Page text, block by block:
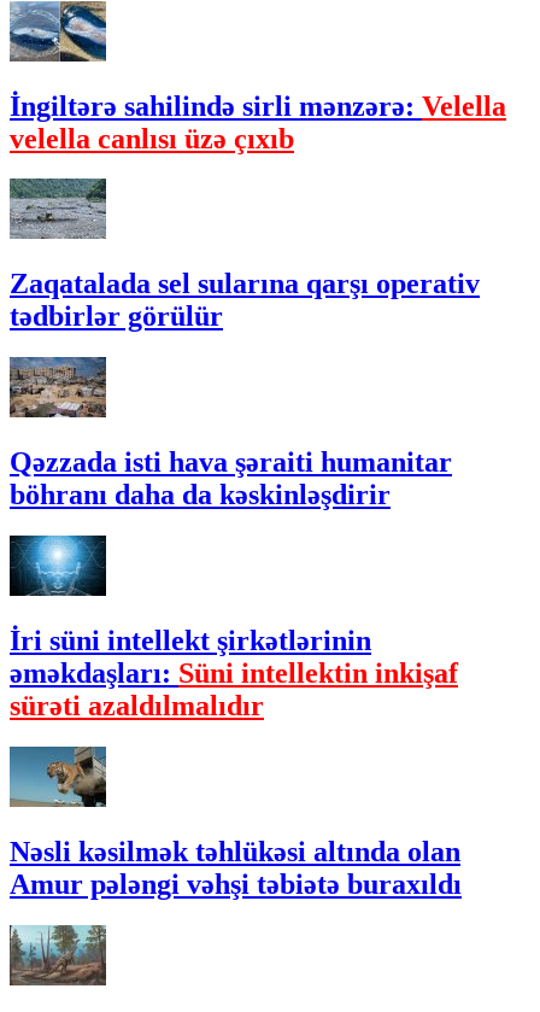
İngiltərə sahilində sirli mənzərə: Velella
velella canlısı üzə çıxıb
Zaqatalada sel sularına qarşı operativ
tədbirlər görülür
Qəzzada isti hava şəraiti humanitar
böhranı daha da kəskinləşdirir
İri süni intellekt şirkətlərinin
əməkdaşları: Süni intellektin inkişaf
sürəti azaldılmalıdır
Nəsli kəsilmək təhlükəsi altında olan
Amur pələngi vəhşi təbiətə buraxıldı